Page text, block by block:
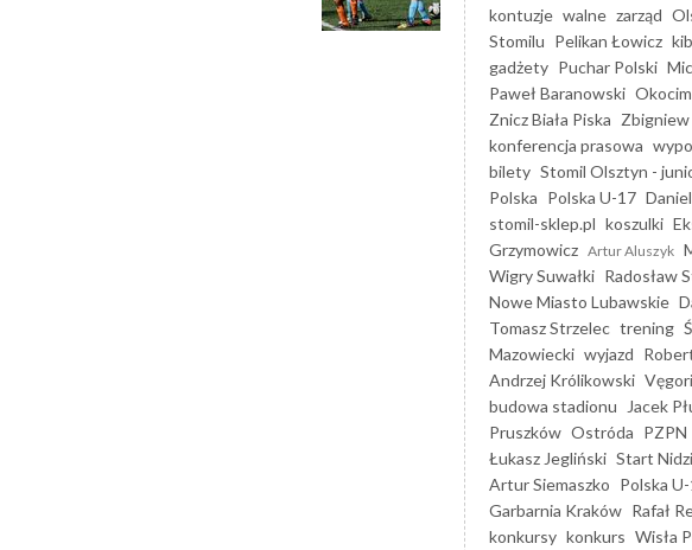
kontuzje walne zarząd
Stomilu Pelikan Łowicz
gadżety Puchar Polski
Paweł Baranowski
Znicz Biała Piska Zbigniew
konferencja prasowa
bilety Stomil Olsztyn -
Polska Polska U-17
stomil-sklep.pl koszulki
Grzymowicz Artur Aluszyk
Wigry Suwałki Radosław
Nowe Miasto Lubawskie
Tomasz Strzelec trening
Mazowiecki wyjazd
Andrzej Królikowski
budowa stadionu
Jacek
Pruszków Ostróda PZPN
Łukasz Jegliński Start
Artur Siemaszko Polska
Garbarnia Kraków Rafał
konkursy konkurs Wisła